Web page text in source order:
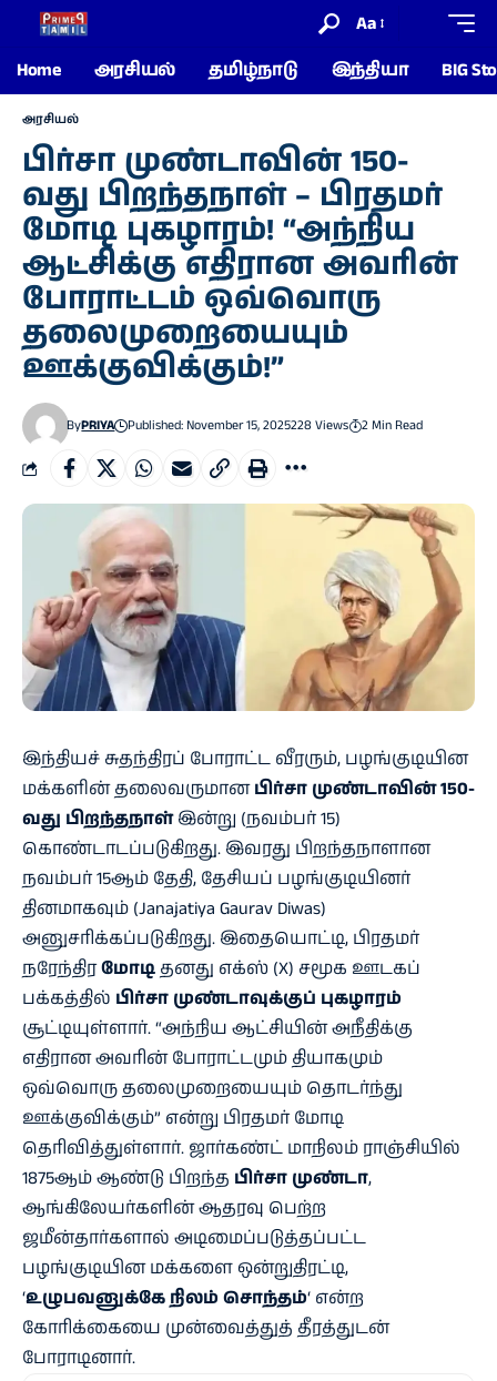
Aa
Home
அரசியல் தமிழ்நாடு இந்தியா BIG
அரசியல்
பிர்சா முண்டாவின் 150-
வது பிறந்தநாள் – பிரதமர்
மோடி புகழாரம்! “அந்நிய
ஆட்சிக்கு எதிரான அவரின்
போராட்டம் ஒவ்வொரு
தலைமுறையையும்
ஊக்குவிக்கும்!”
ByPRIYA Published: November 15, 2025228 Views 2 Min Read
இந்தியச் சுதந்திரப் போராட்ட வீரரும், பழங்குடியின
மக்களின் தலைவருமானபிர்சா முண்டாவின் 150-
வது பிறந்தநாள்இன்று (நவம்பர் 15)
கொண்டாடப்படுகிறது. இவரது பிறந்தநாளான
நவம்பர் 15ஆம் தேதி, தேசியப் பழங்குடியினர்
தினமாகவும் (Janajatiya Gaurav Diwas)
அனுசரிக்கப்படுகிறது. இதையொட்டி, பிரதமர்
நரேந்திரமோடி தனது எக்ஸ் (X) சமூக ஊடகப்
பக்கத்தில் பிர்சா முண்டாவுக்குப் புகழாரம்
சூட்டியுள்ளார். “அந்நிய ஆட்சியின் அநீதிக்கு
எதிரான அவரின் போராட்டமும் தியாகமும்
ஒவ்வொரு தலைமுறையையும் தொடர்ந்து
ஊக்குவிக்கும்” என்று பிரதமர் மோடி
தெரிவித்துள்ளார். ஜார்கண்ட் மாநிலம் ராஞ்சியில்
1875ஆம் ஆண்டு பிறந்த பிர்சா முண்டா,
ஆங்கிலேயர்களின் ஆதரவு பெற்ற
ஜமீன்தார்களால் அடிமைப்படுத்தப்பட்ட
பழங்குடியின மக்களை ஒன்றுதிரட்டி,
‘உழுபவனுக்கே நிலம் சொந்தம்‘ என்ற
கோரிக்கையை முன்வைத்துத் தீரத்துடன்
போராடினார்.